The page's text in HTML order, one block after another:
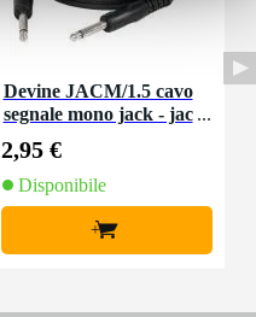
Devine JACM/1.5 cavo
segnale mono jack - jac
2,95 €
Disponibile
+